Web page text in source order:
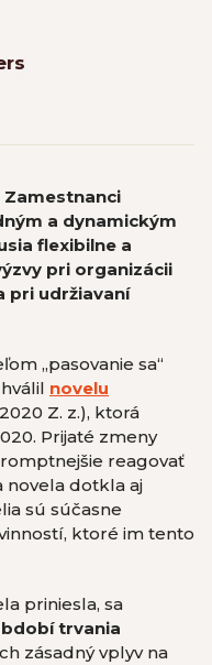
Zamestnanci
a dynamickým
flexibilne a
pri organizácii
pri udržiavaní
„pasovanie sa“
novelu
Z. z.), ktorá
Prijaté zmeny
reagovať
novela dotkla aj
sú súčasne
ktoré im tento
priniesla, sa
trvania
zásadný vplyv na